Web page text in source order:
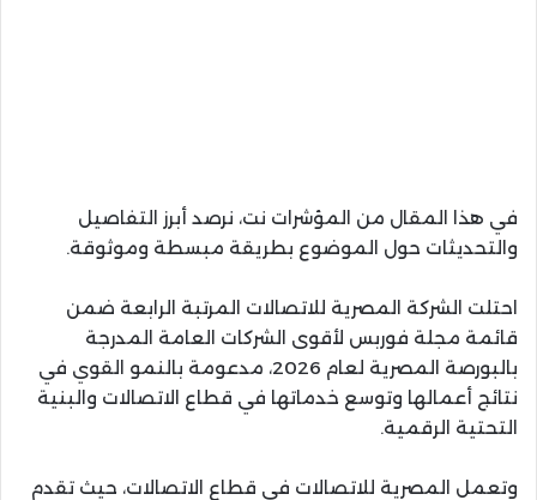
في هذا المقال من المؤشرات نت، نرصد أبرز التفاصيل
والتحديثات حول الموضوع بطريقة مبسطة وموثوقة.
احتلت الشركة المصرية للاتصالات المرتبة الرابعة ضمن
قائمة مجلة فوربس لأقوى الشركات العامة المدرجة
بالبورصة المصرية لعام 2026، مدعومة بالنمو القوي في
نتائج أعمالها وتوسع خدماتها في قطاع الاتصالات والبنية
التحتية الرقمية.
وتعمل المصرية للاتصالات في قطاع الاتصالات، حيث تقدم